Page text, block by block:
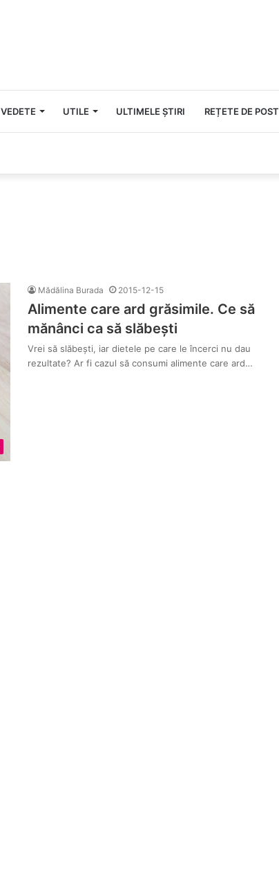
VEDETE UTILE ULTIMELE ȘTIRI REȚETE DE POST
Mădălina Burada 2015-12-15
Alimente care ard grăsimile. Ce să
mănânci ca să slăbești
Vrei să slăbești, iar dietele pe care le încerci nu dau
rezultate? Ar fi cazul să consumi alimente care ard…